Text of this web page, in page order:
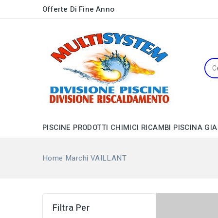
Offerte Di Fine Anno
PISCINE PRODOTTI CHIMICI RICAMBI PISCINA
Home Marchi VAILLANT
Filtra Per